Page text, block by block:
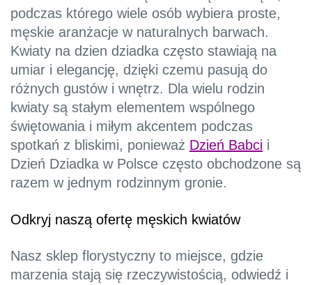
podczas którego wiele osób wybiera proste,
męskie aranżacje w naturalnych barwach.
Kwiaty na dzien dziadka często stawiają na
umiar i elegancję, dzięki czemu pasują do
różnych gustów i wnętrz. Dla wielu rodzin
kwiaty są stałym elementem wspólnego
świętowania i miłym akcentem podczas
spotkań z bliskimi, ponieważ Dzień Babci i
Dzień Dziadka w Polsce często obchodzone są
razem w jednym rodzinnym gronie.
Odkryj naszą ofertę męskich kwiatów
Nasz sklep florystyczny to miejsce, gdzie
marzenia stają się rzeczywistością, odwiedź i